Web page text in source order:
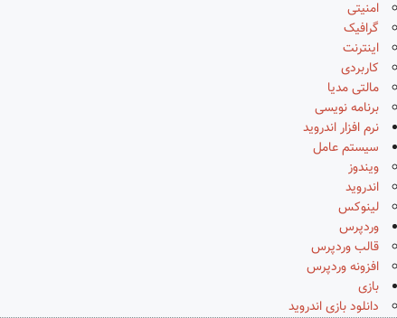
امنیتی
گرافیک
اینترنت
کاربردی
مالتی مدیا
برنامه نویسی
نرم افزار اندروید
سیستم عامل
ویندوز
اندروید
لینوکس
وردپرس
قالب وردپرس
افزونه وردپرس
بازی
دانلود بازی اندروید